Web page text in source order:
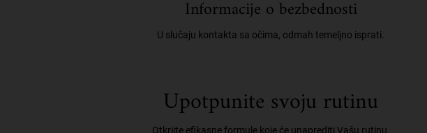
Informacije o bezbednosti
U slučaju kontakta sa očima, odmah temeljno isprati.
Upotpunite svoju rutinu
Otkrijte efikasne formule koje će unaprediti Vašu rutinu.